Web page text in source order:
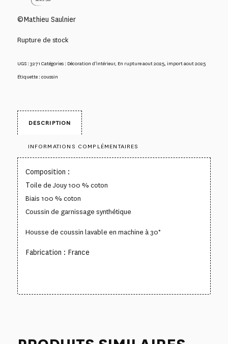
©Mathieu Saulnier
Rupture de stock
UGS :3271 Catégories : Décoration d'intérieur, En rupture aout 2025, import aout 2025
Étiquette :coussin
DESCRIPTION
INFORMATIONS COMPLÉMENTAIRES
Composition :
Toile de Jouy 100 % coton
Biais 100 % coton
Coussin de garnissage synthétique
Housse de coussin lavable en machine à 30°
Fabrication : France